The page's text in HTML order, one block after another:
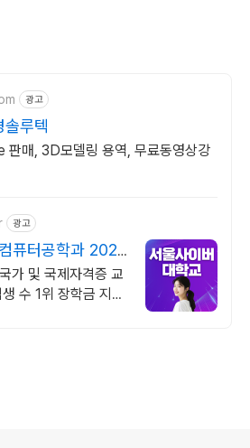
광고
루텍
매, 3D모델링 용역, 무료동영상강
광고
퓨터공학과 2026
가 및 국제자격증 교
수 1위 장학금 지급